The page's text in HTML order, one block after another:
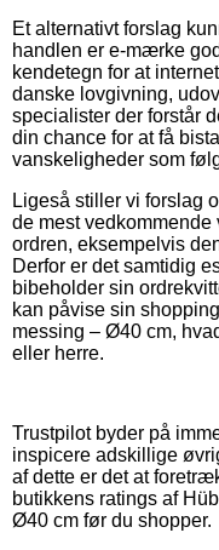
Et alternativt forslag
handlen er e-mærke
kendetegn for at
danske lovgivning,
specialister der forstår
din chance for at få
vanskeligheder som
Ligeså stiller vi forslag
de mest
ordren, eksempelvis
Derfor er det samtidig
bibeholder sin
kan påvise sin
messing – Ø40 cm,
eller herre.
Trustpilot byder på
inspicere adskillige
af dette er det at
butikkens ratings af
Ø40 cm før du shopper.